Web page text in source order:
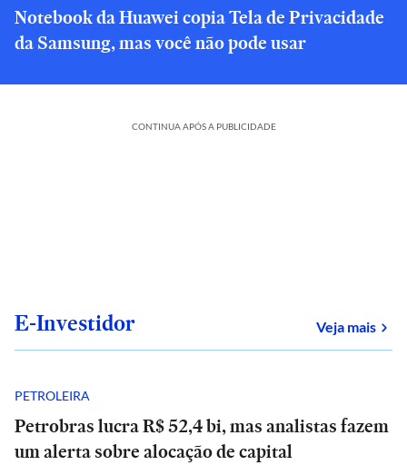
Notebook da Huawei copia Tela de Privacidade
da Samsung, mas você não pode usar
CONTINUA APÓS A PUBLICIDADE
E-Investidor Veja mais
PETROLEIRA
Petrobras lucra R$ 52,4 bi, mas analistas fazem
um alerta sobre alocação de capital